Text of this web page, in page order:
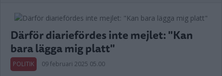
Därför diariefördes inte mejlet: "Kan
bara lägga mig platt"
POLITIK 09 februari 2025 05.00